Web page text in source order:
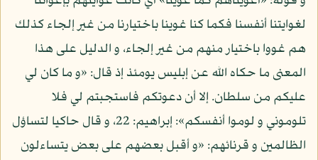
لغوايتنا أنفسنا فكما كنا غوينا باختيارنا من غير إلجاء كذلك
هم غووا باختيار منهم من غير إلجاء، و الدليل على هذا
المعنى ما حكاه الله عن إبليس يومئذ إذ قال: «و ما كان لي
عليكم من سلطان. إلا أن دعوتكم فاستجبتم لي فلا
تلوموني و لوموا أنفسكم»: إبراهيم: 22، و قال حاكيا لتساؤل
الظالمين و قرنائهم: «و أقبل بعضهم على بعض يتساءلون